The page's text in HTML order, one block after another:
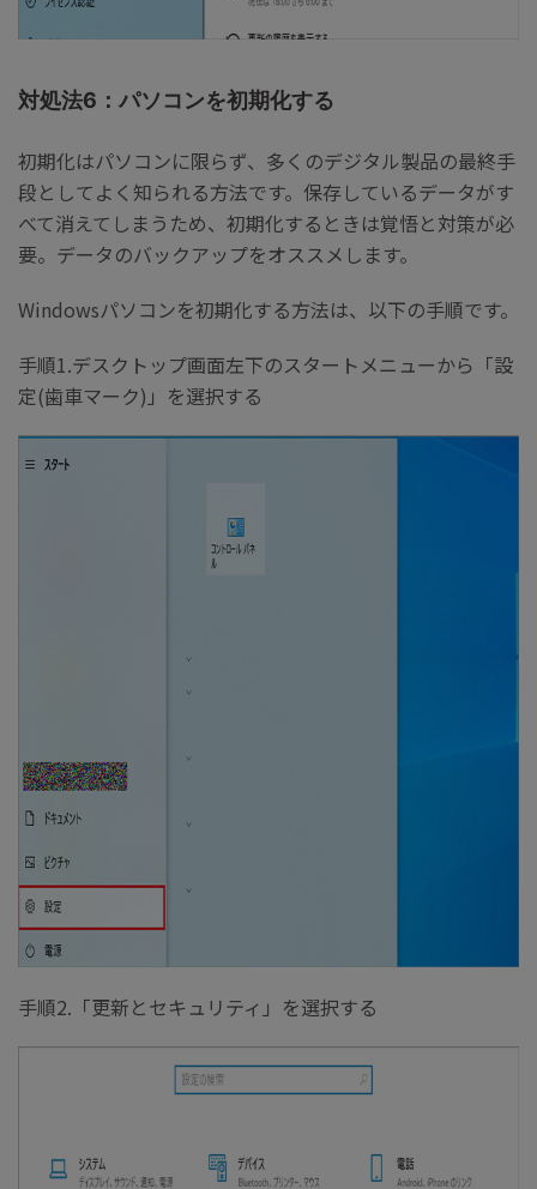
対処法6：パソコンを初期化する
初期化はパソコンに限らず、多くのデジタル製品の最終手
段としてよく知られる方法です。保存しているデータがす
べて消えてしまうため、初期化するときは覚悟と対策が必
要。データのバックアップをオススメします。
Windowsパソコンを初期化する方法は、以下の手順です。
手順1.デスクトップ画面左下のスタートメニューから「設
定(歯車マーク)」を選択する
手順2.「更新とセキュリティ」を選択する